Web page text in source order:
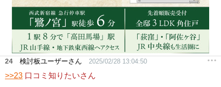
24 検討板ユーザーさん 2025/02/28 13:04:50
>>23 口コミ知りたいさん